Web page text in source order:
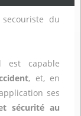
du
est capable
, et, en
ses
sécurité au